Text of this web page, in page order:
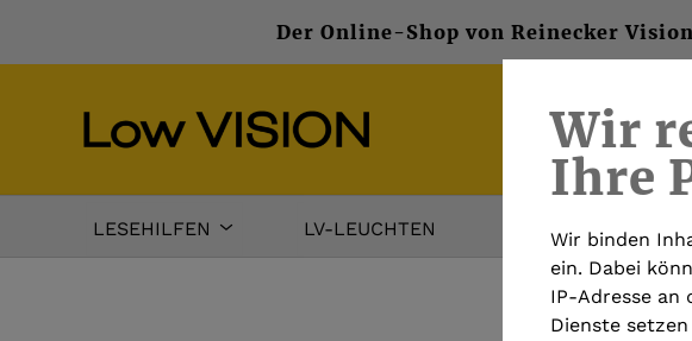
Der Online-Shop von Reinecker
LESEHILFEN LV-LEUCHTEN DAISY-PLAYER
Wir
Ihre
Wir binden
ein. Dabei
IP-Adresse an
Dienste